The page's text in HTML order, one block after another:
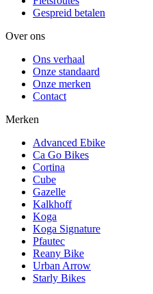
Gespreid betalen
Over ons
Ons verhaal
Onze standaard
Onze merken
Contact
Merken
Advanced Ebike
Ca Go Bikes
Cortina
Cube
Gazelle
Kalkhoff
Koga
Koga Signature
Pfautec
Reany Bike
Urban Arrow
Starly Bikes